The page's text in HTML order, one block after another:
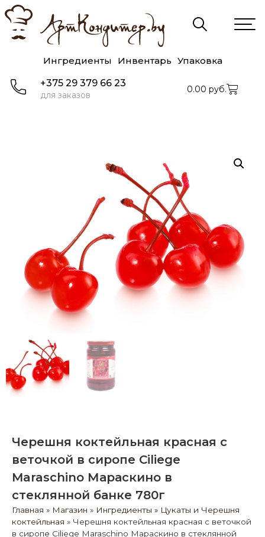
Ингредиенты Инвентарь Упаковка
+375 29 379 66 23
для заказов
0.00руб.
Черешня коктейльная красная с
веточкой в сиропе Ciliege
Maraschino Мараскино в
стеклянной банке 780г
Главная » Магазин » Ингредиенты » Цукаты и Черешня
коктейльная » Черешня коктейльная красная с веточкой
в сиропе Ciliege Maraschino Мараскино в стеклянной